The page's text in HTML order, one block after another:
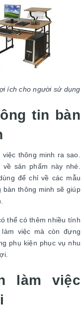
ích cho người sử dụng
tin bàn
thông minh ra sao.
sản phẩm này nhé.
để chỉ về các mẫu
bàn thông minh sẽ giúp
thể có thêm nhiều tính
việc mà còn đựng
phụ kiện phục vụ nhu
làm việc